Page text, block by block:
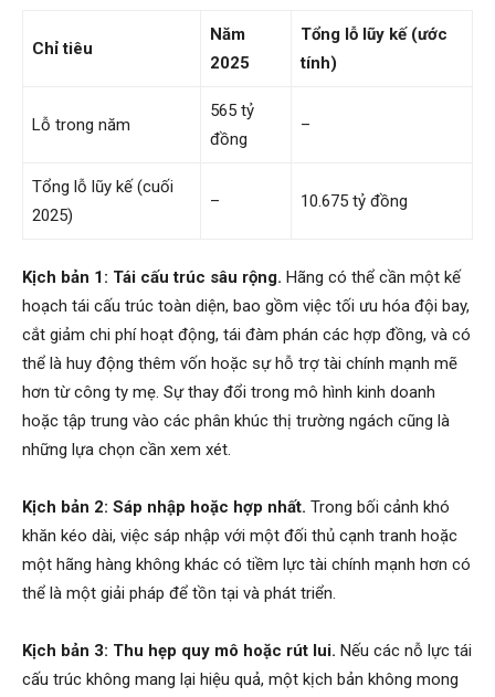
Chỉ tiêu
Năm
2025
Tổng lỗ lũy kế (ước
tính)
Lỗ trong năm
565 tỷ
đồng
–
Tổng lỗ lũy kế (cuối
2025)
– 10.675 tỷ đồng
Kịch bản 1: Tái cấu trúc sâu rộng. Hãng có thể cần một kế
hoạch tái cấu trúc toàn diện, bao gồm việc tối ưu hóa đội bay,
cắt giảm chi phí hoạt động, tái đàm phán các hợp đồng, và có
thể là huy động thêm vốn hoặc sự hỗ trợ tài chính mạnh mẽ
hơn từ công ty mẹ. Sự thay đổi trong mô hình kinh doanh
hoặc tập trung vào các phân khúc thị trường ngách cũng là
những lựa chọn cần xem xét.
Kịch bản 2: Sáp nhập hoặc hợp nhất. Trong bối cảnh khó
khăn kéo dài, việc sáp nhập với một đối thủ cạnh tranh hoặc
một hãng hàng không khác có tiềm lực tài chính mạnh hơn có
thể là một giải pháp để tồn tại và phát triển.
Kịch bản 3: Thu hẹp quy mô hoặc rút lui. Nếu các nỗ lực tái
cấu trúc không mang lại hiệu quả, một kịch bản không mong